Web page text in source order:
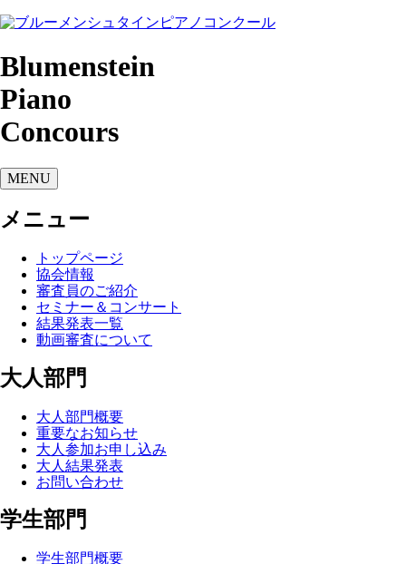
Blumenstein
Piano
Concours
MENU
メニュー
トップページ
協会情報
審査員のご紹介
セミナー＆コンサート
結果発表一覧
動画審査について
大人部門
大人部門概要
重要なお知らせ
大人参加お申し込み
大人結果発表
お問い合わせ
学生部門
学生部門概要